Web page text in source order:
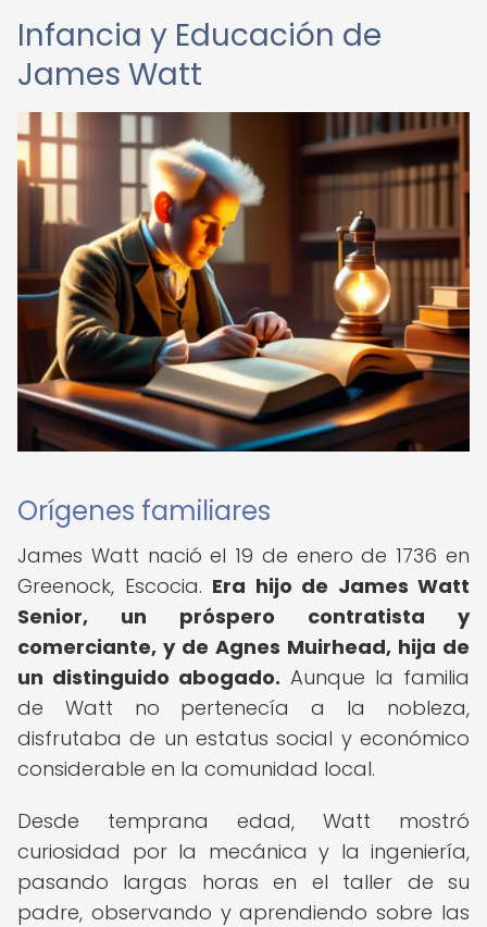
Infancia y Educación de
James Watt
Orígenes familiares
James Watt nació el 19 de enero de 1736 en
Greenock, Escocia. Era hijo de James Watt
Senior, un próspero contratista y
comerciante, y de Agnes Muirhead, hija de
un distinguido abogado. Aunque la familia
de Watt no pertenecía a la nobleza,
disfrutaba de un estatus social y económico
considerable en la comunidad local.
Desde temprana edad, Watt mostró
curiosidad por la mecánica y la ingeniería,
pasando largas horas en el taller de su
padre, observando y aprendiendo sobre las